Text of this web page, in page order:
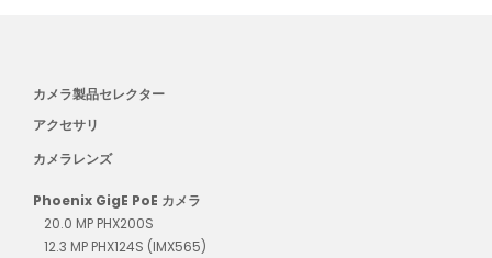
カメラ製品セレクター
アクセサリ
カメラレンズ
Phoenix GigE PoE カメラ
20.0 MP PHX200S
12.3 MP PHX124S (IMX565)